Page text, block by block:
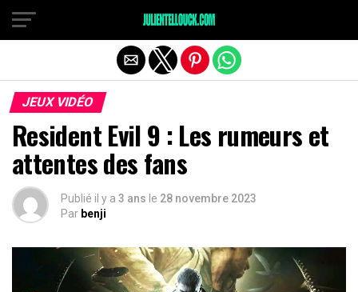
JEUX VIDÉO
Resident Evil 9 : Les rumeurs et
attentes des fans
Publié il y a 3 ans le 28 novembre 2023
Par benji